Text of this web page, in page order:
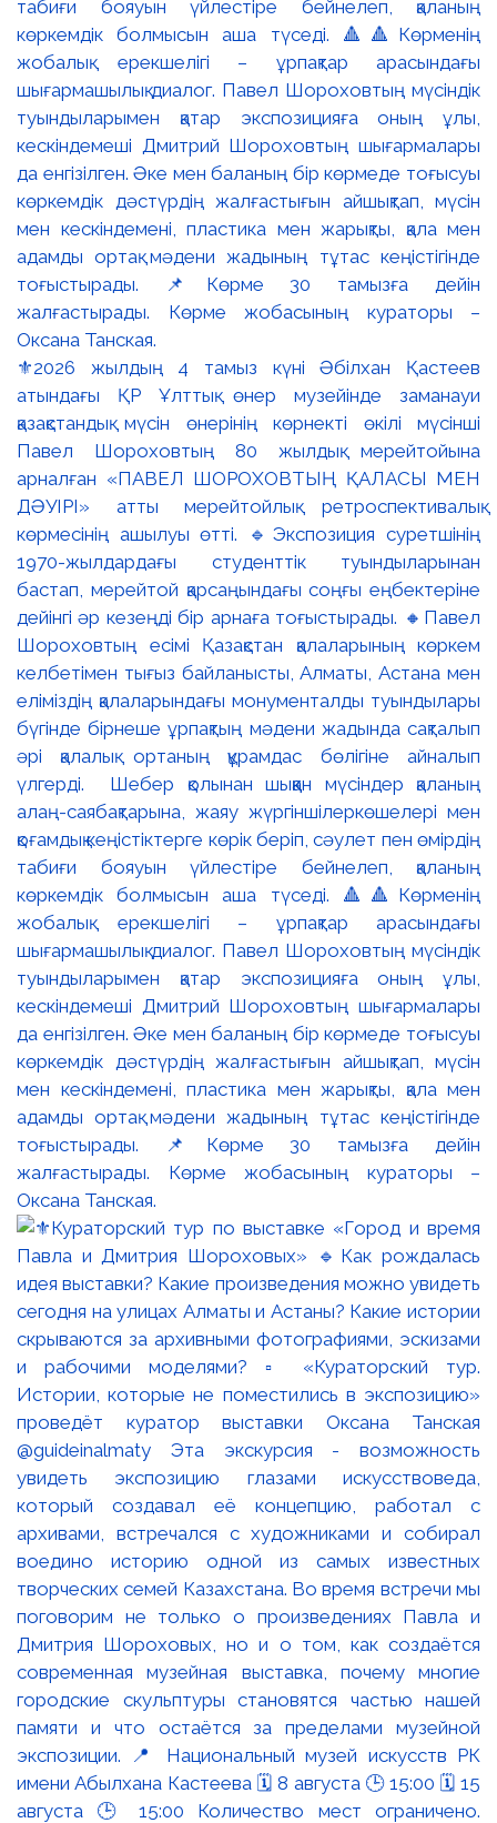
⚜️2026 жылдың 4 тамыз күні Әбілхан Қастеев
атындағы ҚР Ұлттық өнер музейінде заманауи
қазақстандық мүсін өнерінің көрнекті өкілі мүсінші
Павел Шороховтың 80 жылдық мерейтойына
арналған «ПАВЕЛ ШОРОХОВТЫҢ ҚАЛАСЫ МЕН
ДӘУІРІ» атты мерейтойлық ретроспективалық
көрмесінің ашылуы өтті. 🔹Экспозиция суретшінің
1970-жылдардағы студенттік туындыларынан
бастап, мерейтой қарсаңындағы соңғы еңбектеріне
дейінгі әр кезеңді бір арнаға тоғыстырады. 🔸Павел
Шороховтың есімі Қазақстан қалаларының көркем
келбетімен тығыз байланысты, Алматы, Астана мен
еліміздің қалаларындағы монументалды туындылары
бүгінде бірнеше ұрпақтың мәдени жадында сақталып
әрі қалалық ортаның құрамдас бөлігіне айналып
үлгерді. Шебер қолынан шыққан мүсіндер қаланың
алаң-саябақтарына, жаяу жүргіншілеркөшелері мен
қоғамдық кеңістіктерге көрік беріп, сәулет пен өмірдің
табиғи бояуын үйлестіре бейнелеп, қаланың
көркемдік болмысын аша түседі. 🔺🔺Көрменің
жобалық ерекшелігі – ұрпақтар арасындағы
шығармашылық диалог. Павел Шороховтың мүсіндік
туындыларымен қатар экспозицияға оның ұлы,
кескіндемеші Дмитрий Шороховтың шығармалары
да енгізілген. Әке мен баланың бір көрмеде тоғысуы
көркемдік дәстүрдің жалғастығын айшықтап, мүсін
мен кескіндемені, пластика мен жарықты, қала мен
адамды ортақ мәдени жадының тұтас кеңістігінде
тоғыстырады. 📌Көрме 30 тамызға дейін
жалғастырады. Көрме жобасының кураторы –
Оксана Танская.